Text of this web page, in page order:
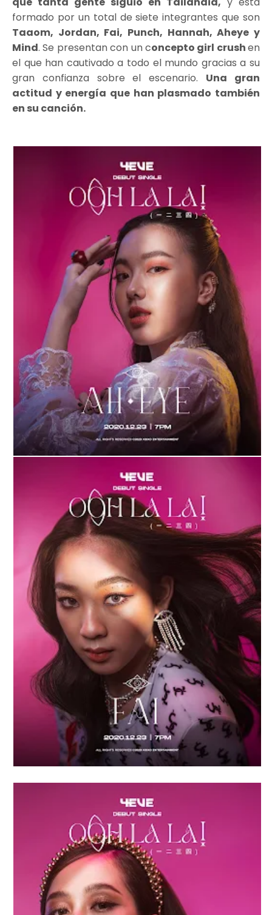
formado por un total de siete integrantes que son
Taaom, Jordan, Fai, Punch, Hannah, Aheye y
Mind. Se presentan con un concepto girl crushen
el que han cautivado a todo el mundo gracias a su
gran confianza sobre el escenario. Una gran
actitud y energía que han plasmado también
en su canción.